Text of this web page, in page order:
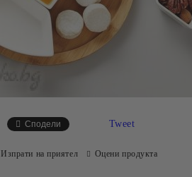
Сподели Tweet
Изпрати на приятел Оцени продукта